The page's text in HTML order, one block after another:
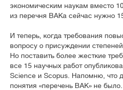
экономическим наукам вместо
из перечня ВАКа сейчас нужно
И теперь, когда требования
вопросу о присуждении
Но поставить более жесткие
все 15 научных работ
Science и Scopus. Напомню, что
понятия «перечень ВАК» не